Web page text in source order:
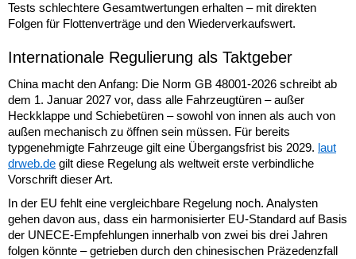
Tests schlechtere Gesamtwertungen erhalten – mit direkten
Folgen für Flottenverträge und den Wiederverkaufswert.
Internationale Regulierung als Taktgeber
China macht den Anfang: Die Norm GB 48001-2026 schreibt ab
dem 1. Januar 2027 vor, dass alle Fahrzeugtüren – außer
Heckklappe und Schiebetüren – sowohl von innen als auch von
außen mechanisch zu öffnen sein müssen. Für bereits
typgenehmigte Fahrzeuge gilt eine Übergangsfrist bis 2029. laut
drweb.de gilt diese Regelung als weltweit erste verbindliche
Vorschrift dieser Art.
In der EU fehlt eine vergleichbare Regelung noch. Analysten
gehen davon aus, dass ein harmonisierter EU-Standard auf Basis
der UNECE-Empfehlungen innerhalb von zwei bis drei Jahren
folgen könnte – getrieben durch den chinesischen Präzedenzfall